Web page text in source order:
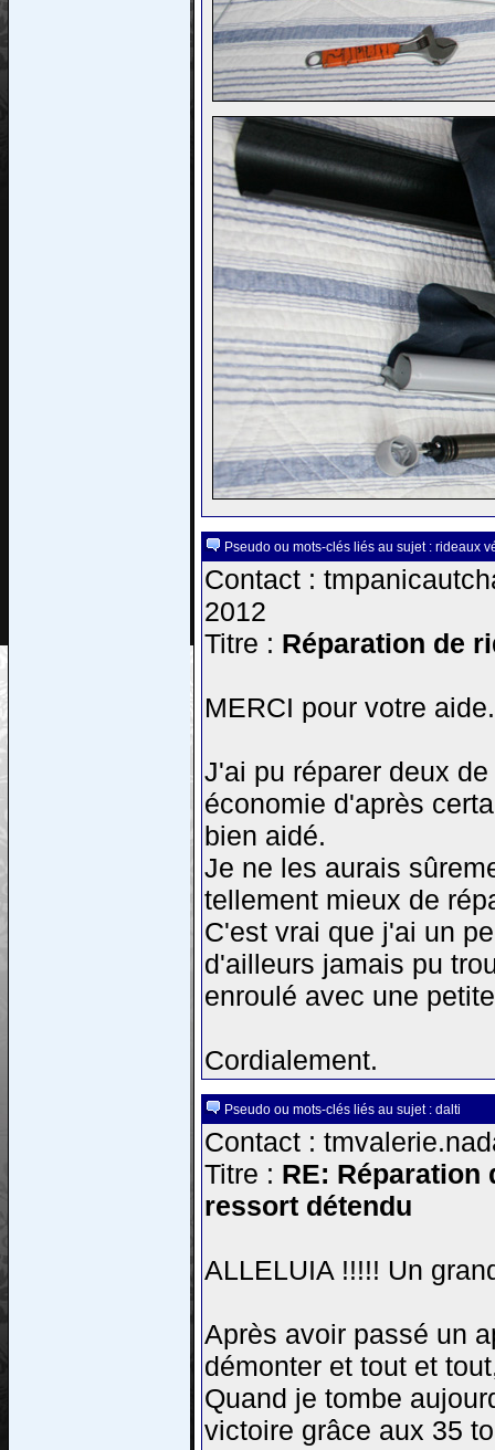
Pseudo ou mots-clés liés au sujet : rideaux
Contact :
2012
Titre : Réparation de
MERCI pour votre
J'ai pu réparer deux
économie d'après
bien aidé.
Je ne les aurais
tellement mieux de
C'est vrai que j'ai un
d'ailleurs jamais pu
enroulé avec une
Cordialement.
Pseudo ou mots-clés liés au sujet : dalti
Contact :
Titre : RE: Réparation
ressort détendu
ALLELUIA !!!!! Un
Après avoir passé un
démonter et tout et
Quand je tombe
victoire grâce aux 35